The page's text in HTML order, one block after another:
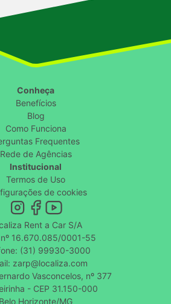
Conheça
Benefícios
Blog
Como Funciona
Frequentes
Rede de Agências
Institucional
Termos de Uso
de cookies
Rent a Car S/A
nº 16.670.085/0001-55
(31) 99930-3000
zarp@localiza.com
Vasconcelos, nº 377
- CEP 31.150-000
Belo Horizonte/MG